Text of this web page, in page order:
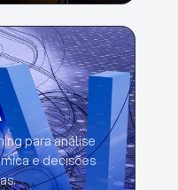
para análise
e decisões